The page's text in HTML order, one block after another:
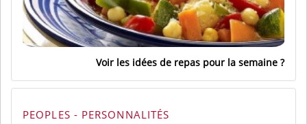
Voir les idées de repas pour la semaine
PEOPLES - PERSONNALITÉS